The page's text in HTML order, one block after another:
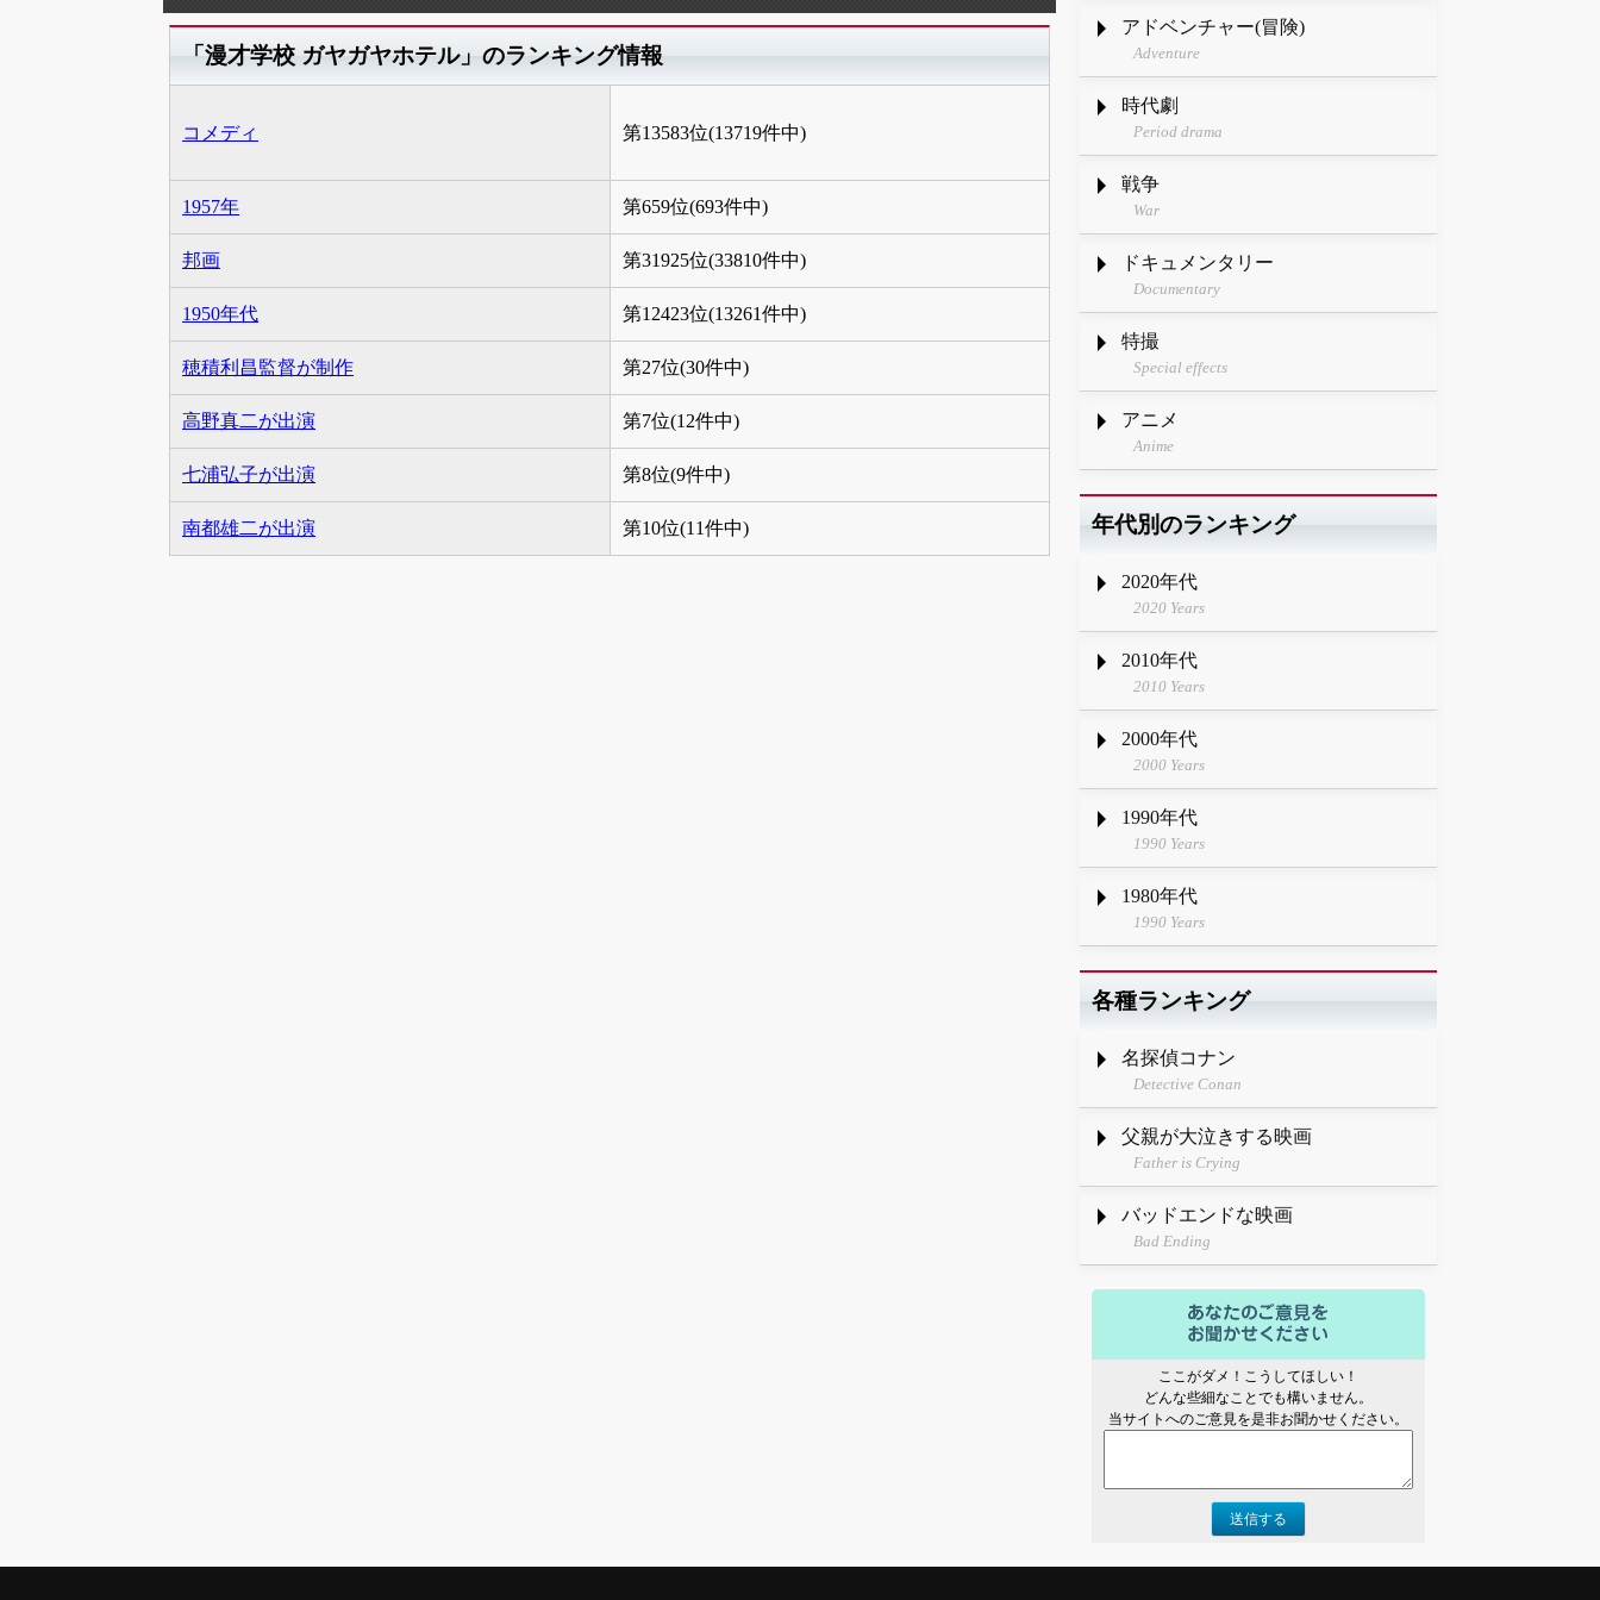
「漫才学校 ガヤガヤホテル」のランキング情報
コメディ 第13583位(13719件中)
1957年 第659位(693件中)
邦画 第31925位(33810件中)
1950年代 第12423位(13261件中)
穂積利昌監督が制作 第27位(30件中)
高野真二が出演 第7位(12件中)
七浦弘子が出演 第8位(9件中)
南都雄二が出演 第10位(11件中)
アドベンチャー(冒険)
Adventure
時代劇
Period drama
戦争
War
ドキュメンタリー
Documentary
特撮
Special effects
アニメ
Anime
年代別のランキング
2020年代
2020 Years
2010年代
2010 Years
2000年代
2000 Years
1990年代
1990 Years
1980年代
1990 Years
各種ランキング
名探偵コナン
Detective Conan
父親が大泣きする映画
Father is Crying
バッドエンドな映画
Bad Ending
ここがダメ！こうしてほしい！
どんな些細なことでも構いません。
当サイトへのご意見を是非お聞かせください。
送信する